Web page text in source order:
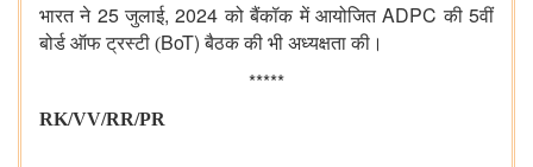
भारत ने 25जुलाई, 2024को बैंकॉक में आयोजितADPCकी5वीं
बोर्ड ऑफ ट्रस्टी (BoT)बैठक की भी अध्यक्षता की।
*****
RK/VV/RR/PR